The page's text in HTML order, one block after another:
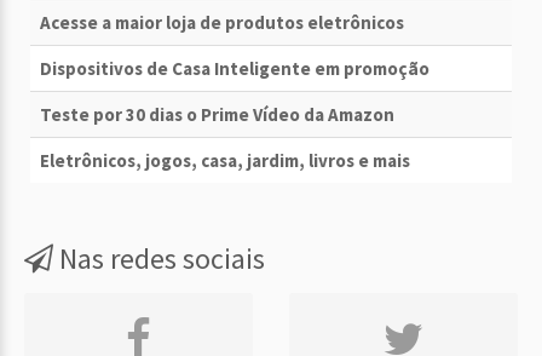
Acesse a maior loja de produtos eletrônicos
Dispositivos de Casa Inteligente em promoção
Teste por 30 dias o Prime Vídeo da Amazon
Eletrônicos, jogos, casa, jardim, livros e mais
Nas redes sociais